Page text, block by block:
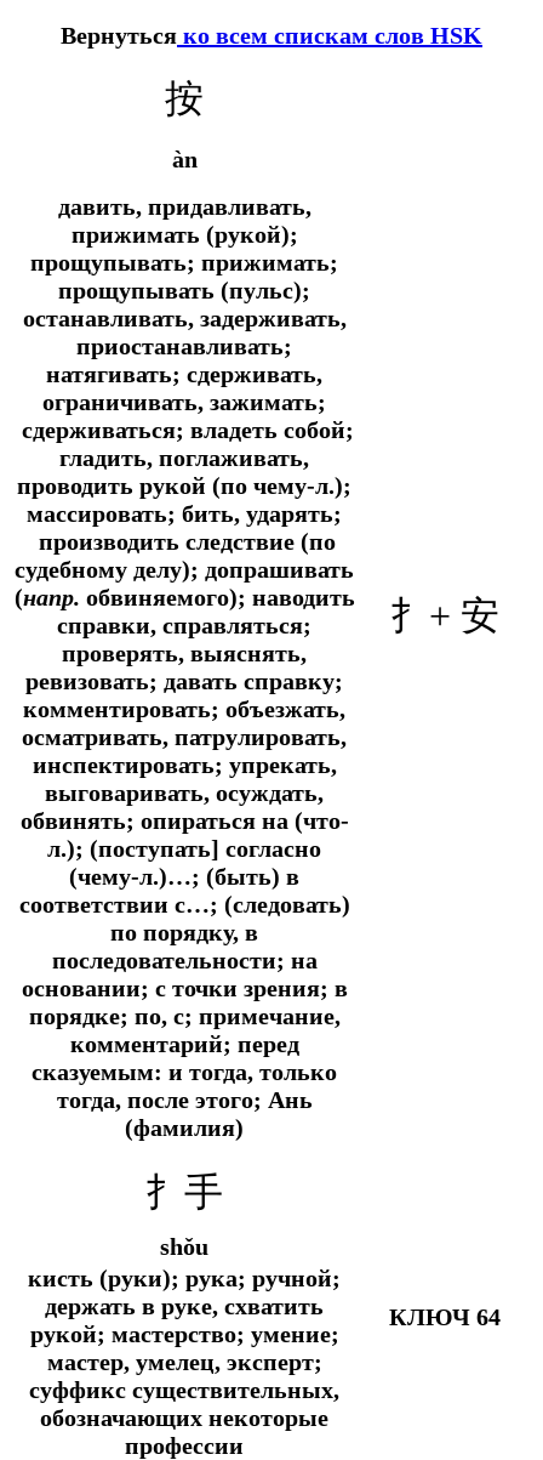
Вернуться ко всем спискам слов HSK
按
àn
давить, придавливать,
прижимать (рукой);
прощупывать; прижимать;
прощупывать (пульс);
останавливать, задерживать,
приостанавливать;
натягивать; сдерживать,
ограничивать, зажимать;
сдерживаться; владеть собой;
гладить, поглаживать,
проводить рукой (по чему-л.);
массировать; бить, ударять;
производить следствие (по
судебному делу); допрашивать
(напр. обвиняемого); наводить
справки, справляться;
проверять, выяснять,
ревизовать; давать справку;
комментировать; объезжать,
осматривать, патрулировать,
инспектировать; упрекать,
выговаривать, осуждать,
обвинять; опираться на (что-
л.); (поступать] согласно
(чему-л.)…; (быть) в
соответствии с…; (следовать)
по порядку, в
последовательности; на
основании; с точки зрения; в
порядке; по, с; примечание,
комментарий; перед
сказуемым: и тогда, только
тогда, после этого; Ань
(фамилия)
扌+ 安
扌手
shǒu
кисть (руки); рука; ручной;
держать в руке, схватить
рукой; мастерство; умение;
мастер, умелец, эксперт;
суффикс существительных,
обозначающих некоторые
профессии
КЛЮЧ 64